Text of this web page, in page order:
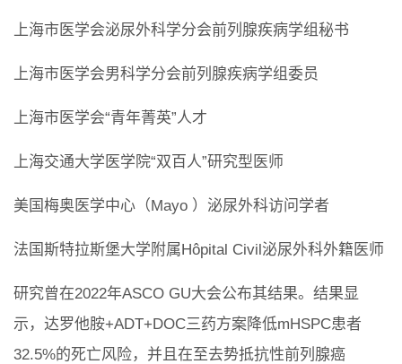
上海市医学会泌尿外科学分会前列腺疾病学组秘书
上海市医学会男科学分会前列腺疾病学组委员
上海市医学会“青年菁英”人才
上海交通大学医学院“双百人”研究型医师
美国梅奥医学中心（Mayo ）泌尿外科访问学者
法国斯特拉斯堡大学附属Hôpital Civil泌尿外科外籍医师
研究曾在2022年ASCO GU大会公布其结果。结果显
示，达罗他胺+ADT+DOC三药方案降低mHSPC患者
32.5%的死亡风险，并且在至去势抵抗性前列腺癌